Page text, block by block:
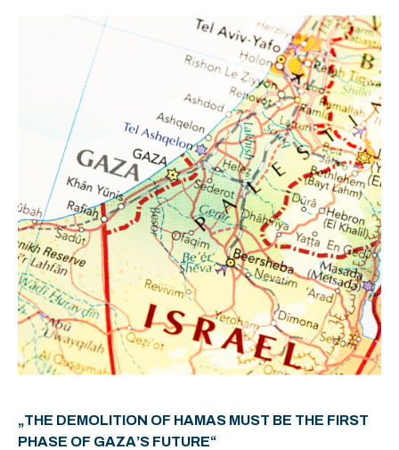
„THE DEMOLITION OF HAMAS MUST BE THE FIRST
PHASE OF GAZA’S FUTURE“